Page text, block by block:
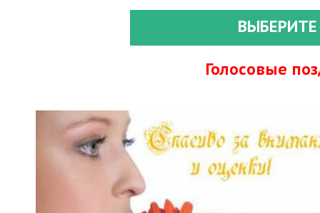
Голосовые